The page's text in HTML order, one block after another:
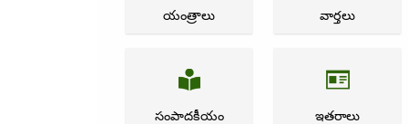
యంత్రాలు వార్తలు
సంపాదకీయం ఇతరాలు